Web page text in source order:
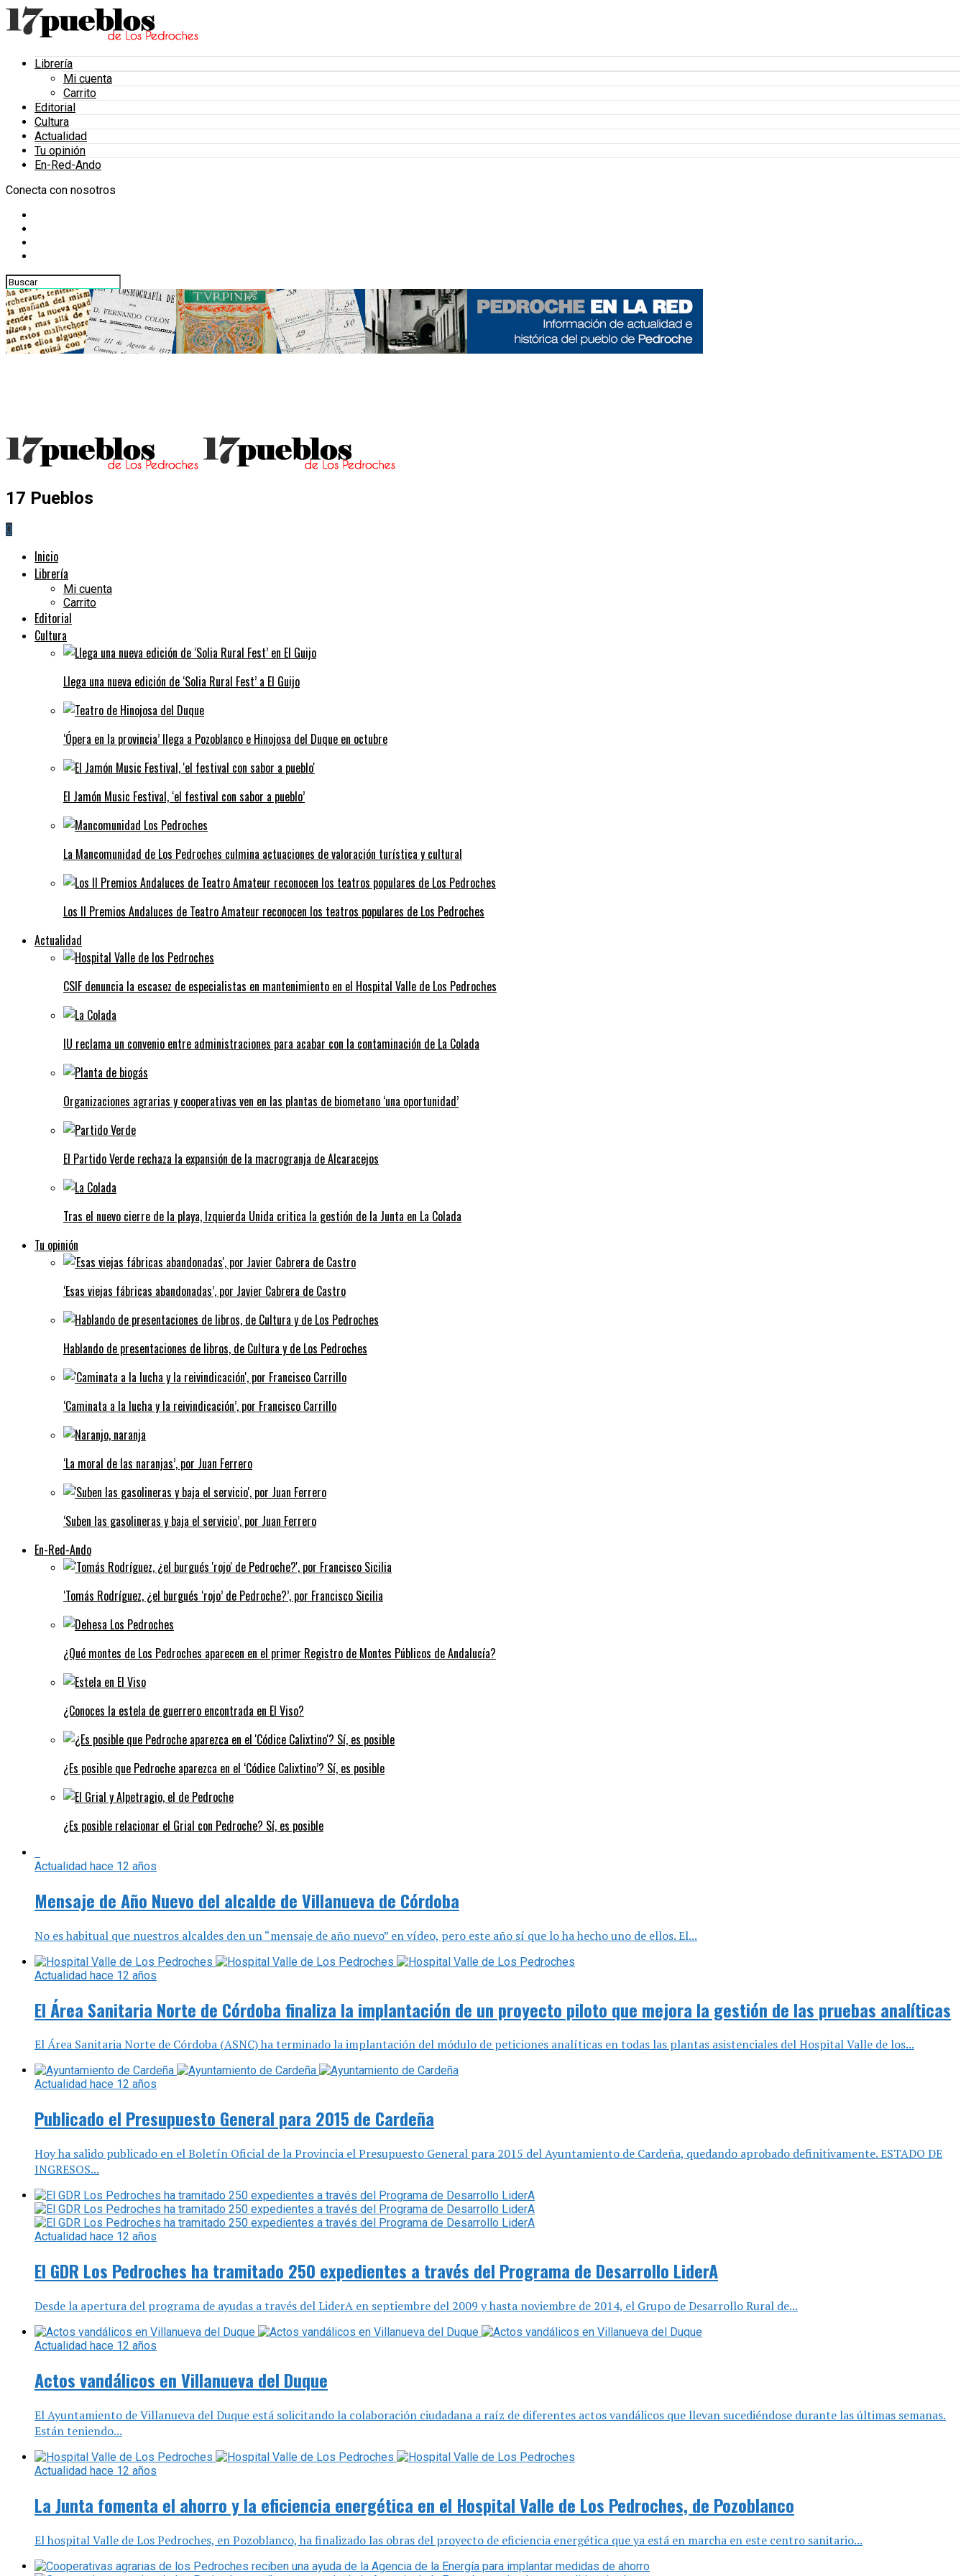
Librería
Mi cuenta
Carrito
Editorial
Cultura
Actualidad
Tu opinión
En-Red-Ando
Conecta con nosotros
17 Pueblos
0
Inicio
Librería
Mi cuenta
Carrito
Editorial
Cultura
Llega una nueva edición de ‘Solia Rural Fest’ a El Guijo
‘Ópera en la provincia’ llega a Pozoblanco e Hinojosa del Duque en octubre
El Jamón Music Festival, ‘el festival con sabor a pueblo’
La Mancomunidad de Los Pedroches culmina actuaciones de valoración turística y cultural
Los II Premios Andaluces de Teatro Amateur reconocen los teatros populares de Los Pedroches
Actualidad
CSIF denuncia la escasez de especialistas en mantenimiento en el Hospital Valle de Los Pedroches
IU reclama un convenio entre administraciones para acabar con la contaminación de La Colada
Organizaciones agrarias y cooperativas ven en las plantas de biometano ‘una oportunidad’
El Partido Verde rechaza la expansión de la macrogranja de Alcaracejos
Tras el nuevo cierre de la playa, Izquierda Unida critica la gestión de la Junta en La Colada
Tu opinión
‘Esas viejas fábricas abandonadas’, por Javier Cabrera de Castro
Hablando de presentaciones de libros, de Cultura y de Los Pedroches
‘Caminata a la lucha y la reivindicación’, por Francisco Carrillo
‘La moral de las naranjas’, por Juan Ferrero
‘Suben las gasolineras y baja el servicio’, por Juan Ferrero
En-Red-Ando
‘Tomás Rodríguez, ¿el burgués ‘rojo’ de Pedroche?’, por Francisco Sicilia
¿Qué montes de Los Pedroches aparecen en el primer Registro de Montes Públicos de Andalucía?
¿Conoces la estela de guerrero encontrada en El Viso?
¿Es posible que Pedroche aparezca en el ‘Códice Calixtino’? Sí, es posible
¿Es posible relacionar el Grial con Pedroche? Sí, es posible
Actualidad hace 12 años
Mensaje de Año Nuevo del alcalde de Villanueva de Córdoba
No es habitual que nuestros alcaldes den un “mensaje de año nuevo” en vídeo, pero este año sí que lo ha hecho uno de ellos. El...
Actualidad hace 12 años
El Área Sanitaria Norte de Córdoba finaliza la implantación de un proyecto piloto que mejora la gestión de las pruebas analíticas
El Área Sanitaria Norte de Córdoba (ASNC) ha terminado la implantación del módulo de peticiones analíticas en todas las plantas asistenciales del Hospital Valle de los...
Actualidad hace 12 años
Publicado el Presupuesto General para 2015 de Cardeña
Hoy ha salido publicado en el Boletín Oficial de la Provincia el Presupuesto General para 2015 del Ayuntamiento de Cardeña, quedando aprobado definitivamente. ESTADO DE
INGRESOS...
Actualidad hace 12 años
El GDR Los Pedroches ha tramitado 250 expedientes a través del Programa de Desarrollo LiderA
Desde la apertura del programa de ayudas a través del LiderA en septiembre del 2009 y hasta noviembre de 2014, el Grupo de Desarrollo Rural de...
Actualidad hace 12 años
Actos vandálicos en Villanueva del Duque
El Ayuntamiento de Villanueva del Duque está solicitando la colaboración ciudadana a raíz de diferentes actos vandálicos que llevan sucediéndose durante las últimas semanas.
Están teniendo...
Actualidad hace 12 años
La Junta fomenta el ahorro y la eficiencia energética en el Hospital Valle de Los Pedroches, de Pozoblanco
El hospital Valle de Los Pedroches, en Pozoblanco, ha finalizado las obras del proyecto de eficiencia energética que ya está en marcha en este centro sanitario...